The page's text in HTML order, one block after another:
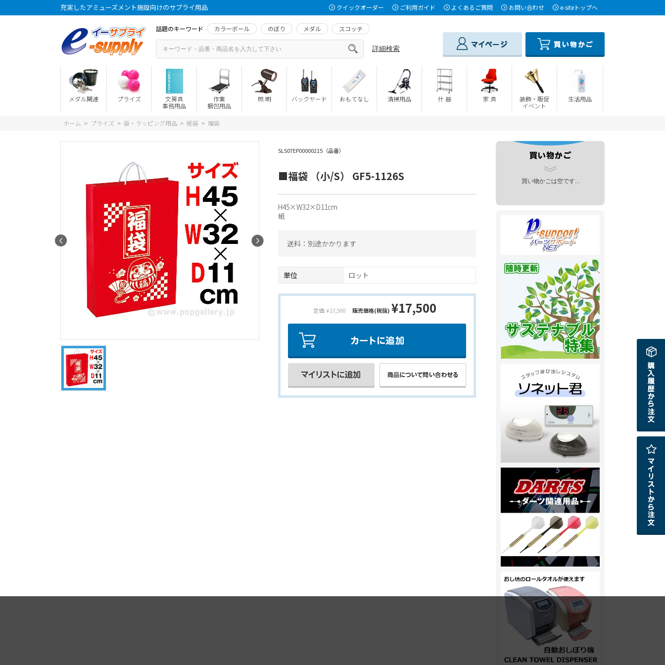
充実したアミューズメント施設向けのサプライ用品 クイックオーダー ご利用ガイド よくあるご質問 お問い合わせ e-siteトップへ
話題のキーワード カラーボール のぼり メダル スコッチ
詳細検索
メダル関連 プライズ
文房具
事務用品
作業
梱包用品
照 明 バックヤード おもてなし 清掃用品 什 器 家 具
装飾・販促
イベント
生活用品
ホーム > プライズ > 袋・ラッピング用品 > 紙袋 > 福袋
SLS07EP00000215（品番）
■福袋 （小/S） GF5-1126S
H45×W32×D11cm
紙
送料：別途かかります
単位 ロット
定価: ¥17,500 販売価格(税抜) ¥17,500
買い物かごは空です...